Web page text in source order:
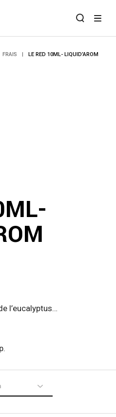
FRAIS LE RED 10ML- LIQUID’AROM
l’eucalyptus…